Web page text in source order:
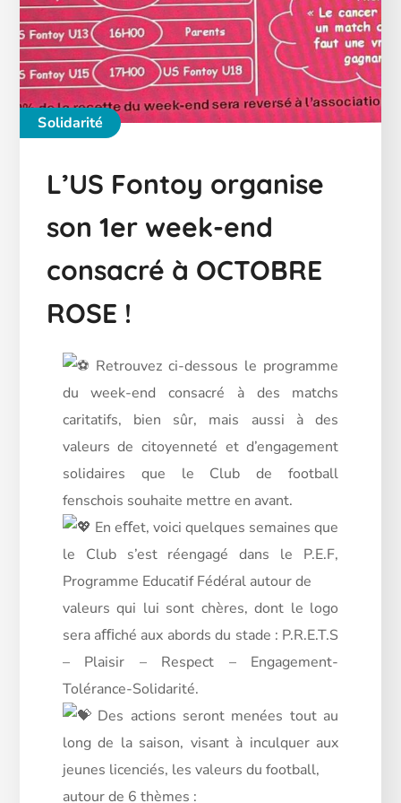
Solidarité
L’US Fontoy organise
son 1er week-end
consacré à OCTOBRE
ROSE !
Retrouvez ci-dessous le programme
du week-end consacré à des matchs
caritatifs, bien sûr, mais aussi à des
valeurs de citoyenneté et d’engagement
solidaires que le Club de football
fenschois souhaite mettre en avant.
En eﬀet, voici quelques semaines que
le Club s’est réengagé dans le P.E.F,
Programme Educatif Fédéral autour de
valeurs qui lui sont chères, dont le logo
sera aﬃché aux abords du stade : P.R.E.T.S
– Plaisir – Respect – Engagement-
Tolérance-Solidarité.
Des actions seront menées tout au
long de la saison, visant à inculquer aux
jeunes licenciés, les valeurs du football,
autour de 6 thèmes :